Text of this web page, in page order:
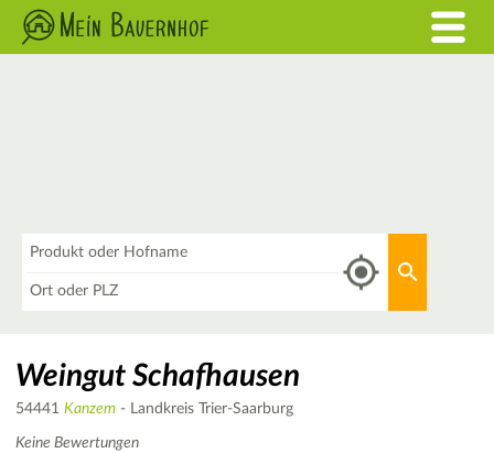
Weingut Schafhausen
54441 Kanzem - Landkreis Trier-Saarburg
Keine Bewertungen